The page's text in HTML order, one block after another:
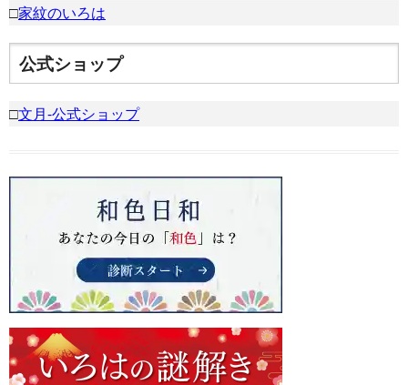
□家紋のいろは
公式ショップ
□文月-公式ショップ